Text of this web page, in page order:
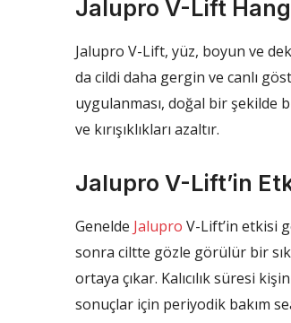
Jalupro V-Lift
Jalupro V-Lift, yüz, boyun ve
da cildi daha gergin ve canlı
uygulanması, doğal bir şekilde
ve kırışıklıkları azaltır.
Jalupro V-Lift’in
Genelde Jalupro V-Lift’in etkisi
sonra ciltte gözle görülür bir
ortaya çıkar. Kalıcılık süresi
sonuçlar için periyodik bakım